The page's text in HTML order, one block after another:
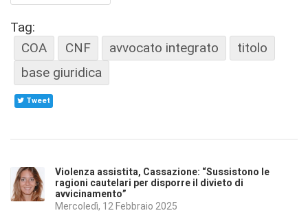
Tag:
COA
CNF avvocato integrato
titolo
base giuridica
Tweet
Violenza assistita, Cassazione: “Sussistono le
ragioni cautelari per disporre il divieto di
avvicinamento”
Mercoledì, 12 Febbraio 2025